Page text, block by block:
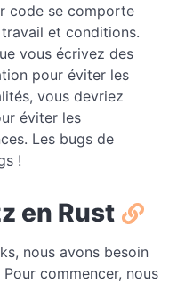
code se comporte
et conditions.
vous écrivez des
pour éviter les
vous devriez
éviter les
Les bugs de
!
en Rust
nous avons besoin
commencer, nous